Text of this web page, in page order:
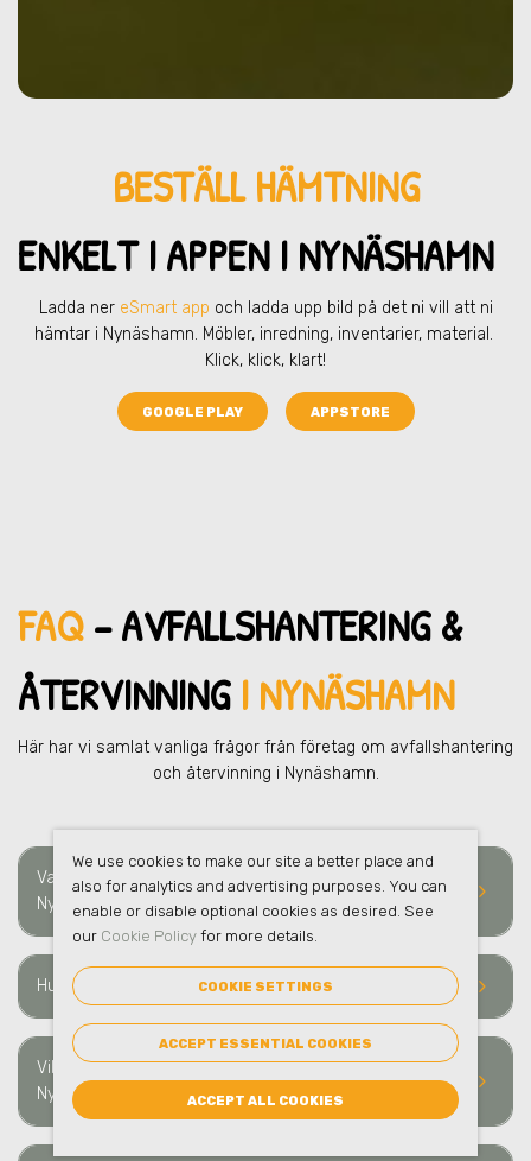
BESTÄLL HÄMTNING
ENKELT I APPEN I NYNÄSHAMN
Ladda ner eSmart app och ladda upp bild på det ni vill att ni
hämtar i Nynäshamn. Möbler, inredning, inventarier, material.
Klick, klick, klart!
GOOGLE PLAY APPSTORE
FAQ– AVFALLSHANTERING &
ÅTERVINNING I NYNÄSHAMN
Här har vi samlat vanliga frågor från företag om avfallshantering
och återvinning i Nynäshamn.
keyboard_arrow_right
Vad ingår i en helhetslösning för avfallshantering i
Nynäshamn?
keyboard_arrow_right
Hur ofta sker hämtning av avfall i Nynäshamn?
keyboard_arrow_right
Vilka typer av avfall och material kan ni hämta i
Nynäshamn?
We use cookies to make our site a better place and
also for analytics and advertising purposes. You can
enable or disable optional cookies as desired. See
our Cookie Policyfor more details.
COOKIE SETTINGS
ACCEPT ESSENTIAL COOKIES
ACCEPT ALL COOKIES